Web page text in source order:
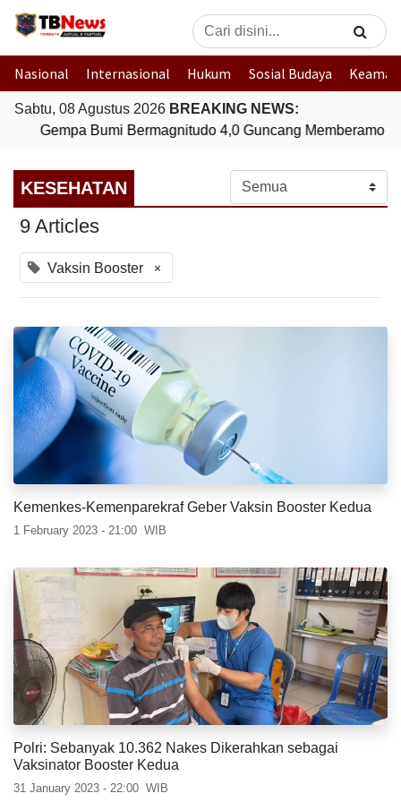
Nasional Internasional Hukum Sosial Budaya
Sabtu, 08 Agustus 2026 BREAKING NEWS:
Gempa Bumi Bermagnitudo 4,0 Guncang Memberamo
KESEHATAN
9 Articles
Vaksin Booster ×
Kemenkes-Kemenparekraf Geber Vaksin Booster Kedua
1 February 2023 - 21:00 WIB
Polri: Sebanyak 10.362 Nakes Dikerahkan sebagai
Vaksinator Booster Kedua
31 January 2023 - 22:00 WIB